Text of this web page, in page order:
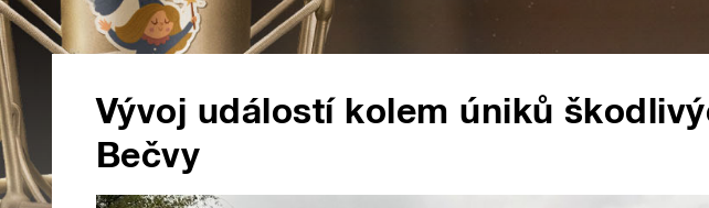
Vývoj událostí kolem úniků
Bečvy